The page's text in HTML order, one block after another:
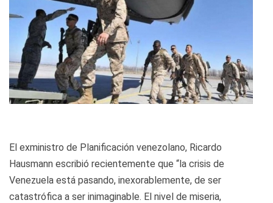
El exministro de Planificación venezolano, Ricardo
Hausmann escribió recientemente que “la crisis de
Venezuela está pasando, inexorablemente, de ser
catastrófica a ser inimaginable. El nivel de miseria,